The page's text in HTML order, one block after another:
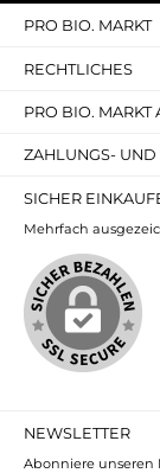
PRO BIO. MARKT
RECHTLICHES
PRO BIO. MARKT
ZAHLUNGS- UND
SICHER
Mehrfach
NEWSLETTER
Abonniere unseren